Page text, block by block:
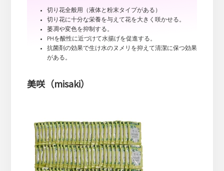
切り花全般用（液体と粉末タイプがある）
切り花に十分な栄養を与えて花を大きく咲かせる。
萎凋や変色を抑制する。
PHを酸性に近づけて水揚げを促進する。
抗菌剤の効果で生け水のヌメリを抑えて清潔に保つ効果
がある。
美咲（misaki）